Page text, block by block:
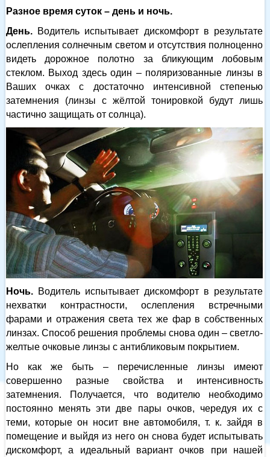
Разное время суток – день и ночь.
День. Водитель испытывает дискомфорт в результате
ослепления солнечным светом и отсутствия полноценно
видеть дорожное полотно за бликующим лобовым
стеклом. Выход здесь один – поляризованные линзы в
Ваших очках с достаточно интенсивной степенью
затемнения (линзы с жёлтой тонировкой будут лишь
частично защищать от солнца).
Ночь. Водитель испытывает дискомфорт в результате
нехватки контрастности, ослепления встречными
фарами и отражения света тех же фар в собственных
линзах. Способ решения проблемы снова один – светло-
желтые очковые линзы с антибликовым покрытием.
Но как же быть – перечисленные линзы имеют
совершенно разные свойства и интенсивность
затемнения. Получается, что водителю необходимо
постоянно менять эти две пары очков, чередуя их с
теми, которые он носит вне автомобиля, т. к. зайдя в
помещение и выйдя из него он снова будет испытывать
дискомфорт, а идеальный вариант очков при нашей